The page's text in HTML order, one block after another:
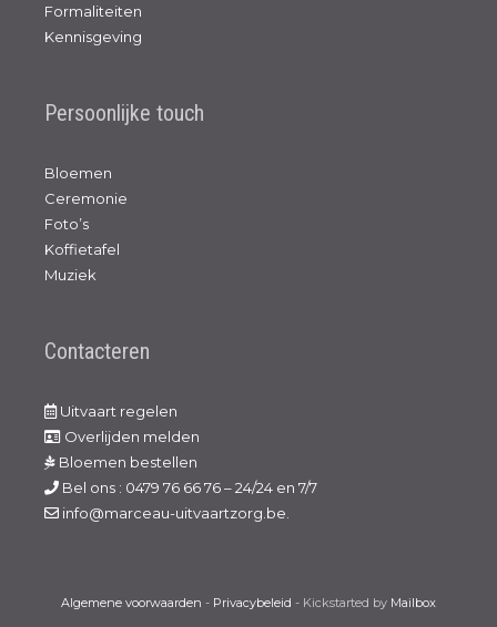
Formaliteiten
Kennisgeving
Persoonlijke touch
Bloemen
Ceremonie
Foto’s
Koffietafel
Muziek
Contacteren
Uitvaart regelen
Overlijden melden
Bloemen bestellen
Bel ons : 0479 76 66 76 – 24/24 en 7/7
info@marceau-uitvaartzorg.be.
Algemene voorwaarden - Privacybeleid - Kickstarted by Mailbox